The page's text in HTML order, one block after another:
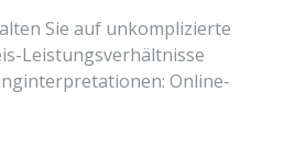
Sie auf unkomplizierte
Leistungsverhältnisse
Online-